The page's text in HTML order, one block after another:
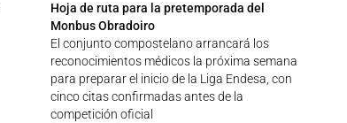
Hoja de ruta para la pretemporada del
Monbus Obradoiro
El conjunto compostelano arrancará los
reconocimientos médicos la próxima semana
para preparar el inicio de la Liga Endesa, con
cinco citas confirmadas antes de la
competición oficial